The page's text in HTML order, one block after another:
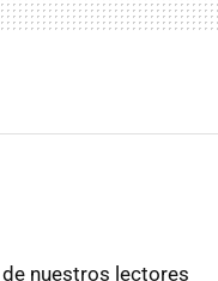
nuestros lectores